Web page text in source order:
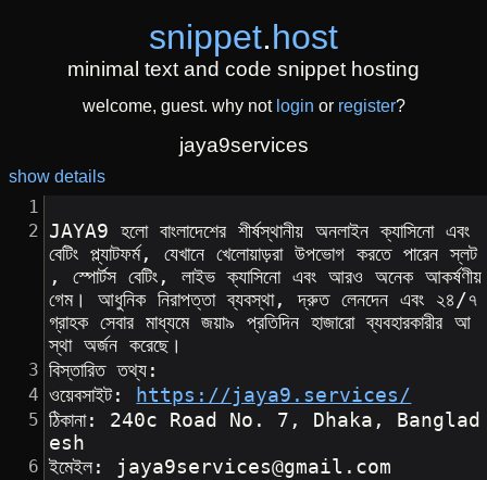
snippet.host
minimal text and code snippet hosting
welcome, guest. why not login or register?
jaya9services
show details
JAYA9 হলো বাংলাদেশের শীর্ষস্থানীয় অনলাইন ক্যাসিনো এবং
বেটিং প্ল্যাটফর্ম, যেখানে খেলোয়াড়রা উপভোগ করতে পারেন স্লট
, স্পোর্টস বেটিং, লাইভ ক্যাসিনো এবং আরও অনেক আকর্ষণীয়
গেম। আধুনিক নিরাপত্তা ব্যবস্থা, দ্রুত লেনদেন এবং ২৪/৭
গ্রাহক সেবার মাধ্যমে জয়া৯ প্রতিদিন হাজারো ব্যবহারকারীর আ
স্থা অর্জন করেছে।
বিস্তারিত তথ্য:
ওয়েবসাইট:
https://jaya9.services/
ঠিকানা: 240c Road No. 7, Dhaka, Banglad
esh
ইমেইল: jaya9services@gmail.com